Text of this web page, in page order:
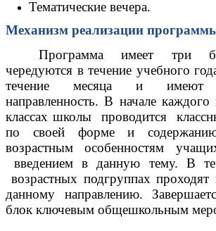
Тематические вечера.
Механизм реализации
Программа имеет три
чередуются в течение учебного
течение месяца и имеют
направленность. В начале
классах школы проводится
по своей форме и содержанию
возрастным особенностям
введением в данную тему. В
возрастных подгруппах
данному направлению.
блок ключевым общешкольным